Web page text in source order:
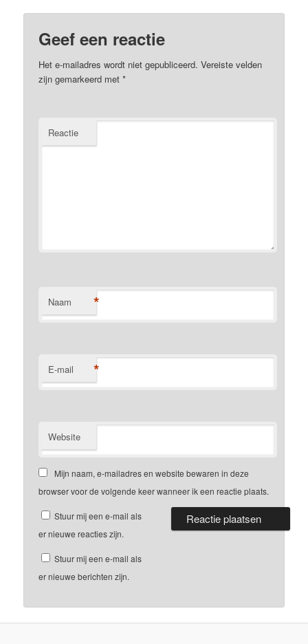
Geef een reactie
Het e-mailadres wordt niet gepubliceerd. Vereiste velden
zijn gemarkeerd met*
Reactie
Naam *
E-mail *
Website
Mijn naam, e-mailadres en website bewaren in deze
browser voor de volgende keer wanneer ik een reactie plaats.
Stuur mij een e-mail als
er nieuwe reacties zijn.
Stuur mij een e-mail als
er nieuwe berichten zijn.